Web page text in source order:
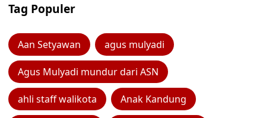
Tag Populer
Aan Setyawan agus mulyadi
Agus Mulyadi mundur dari ASN
ahli staff walikota Anak Kandung